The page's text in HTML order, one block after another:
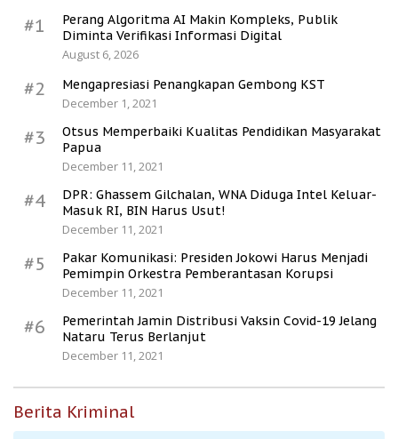
#1
Perang Algoritma AI Makin Kompleks, Publik
Diminta Verifikasi Informasi Digital
August 6, 2026
#2
Mengapresiasi Penangkapan Gembong KST
December 1, 2021
#3
Otsus Memperbaiki Kualitas Pendidikan Masyarakat
Papua
December 11, 2021
#4
DPR: Ghassem Gilchalan, WNA Diduga Intel Keluar-
Masuk RI, BIN Harus Usut!
December 11, 2021
#5
Pakar Komunikasi: Presiden Jokowi Harus Menjadi
Pemimpin Orkestra Pemberantasan Korupsi
December 11, 2021
#6
Pemerintah Jamin Distribusi Vaksin Covid-19 Jelang
Nataru Terus Berlanjut
December 11, 2021
Berita Kriminal